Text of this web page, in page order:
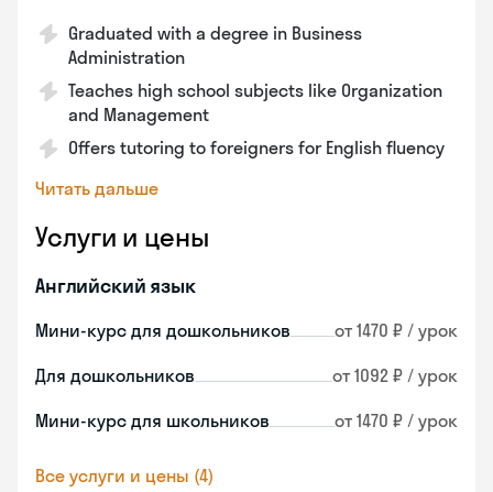
Graduated with a degree in Business
Administration
Teaches high school subjects like Organization
and Management
Offers tutoring to foreigners for English fluency
Читать дальше
Услуги и цены
Английский язык
Мини-курс для дошкольников от 1470 ₽ / урок
Для дошкольников от 1092 ₽ / урок
Мини-курс для школьников от 1470 ₽ / урок
Все услуги и цены (4)